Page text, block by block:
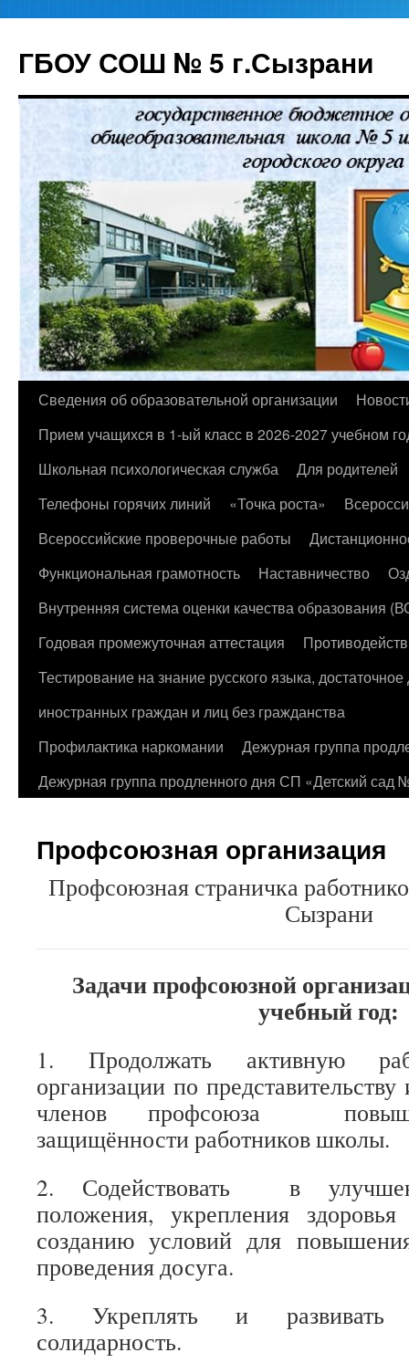
ГБОУ СОШ № 5 г.Сызрани
Перейти
содержимому
Сведения об образовательной организации
Прием учащихся в 1-ый класс в 2026-2027 учебном
Школьная психологическая служба
Для родителей
Телефоны горячих линий
«Точка роста»
Всероссийские проверочные работы
Функциональная грамотность
Наставничество
Внутренняя система оценки качества образования
Годовая промежуточная аттестация
Тестирование на знание русского языка,
иностранных граждан и лиц без гражданства
Профилактика наркомании
Дежурная группа
Дежурная группа продленного дня СП «Детский
Профсоюзная организация
Профсоюзная страничка
Сызрани
Задачи профсоюзной
учебный год:
1. Продолжать активную
организации по
членов профсоюза
защищённости работников школы.
2. Содействовать в
положения, укрепления
созданию условий для
проведения досуга.
3. Укреплять и развивать
солидарность.